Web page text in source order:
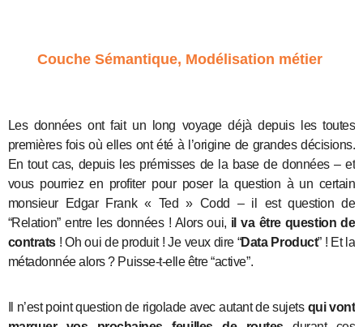
Couche Sémantique, Modélisation métier
Les données ont fait un long voyage déjà depuis les toutes
premières fois où elles ont été à l’origine de grandes décisions.
En tout cas, depuis les prémisses de la base de données – et
vous pourriez en profiter pour poser la question à un certain
monsieur Edgar Frank « Ted » Codd – il est question de
“Relation” entre les données ! Alors oui, il va être question de
contrats! Oh oui de produit ! Je veux dire “Data Product” ! Et la
métadonnée alors ? Puisse-t-elle être “active”.
Il n’est point question de rigolade avec autant de sujetsqui vont